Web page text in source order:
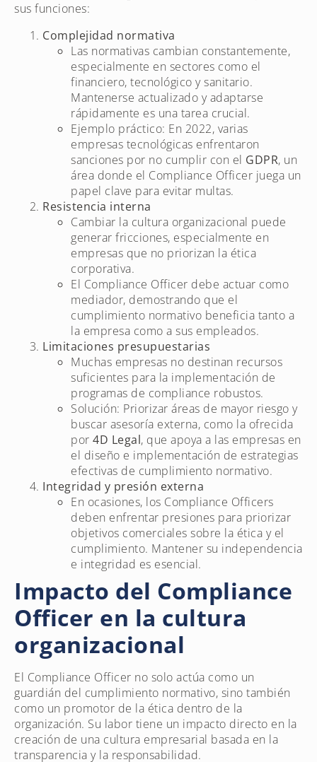
sus funciones:
Complejidad normativa
Las normativas cambian constantemente,
especialmente en sectores como el
financiero, tecnológico y sanitario.
Mantenerse actualizado y adaptarse
rápidamente es una tarea crucial.
Ejemplo práctico: En 2022, varias
empresas tecnológicas enfrentaron
sanciones por no cumplir con el GDPR, un
área donde el Compliance Officer juega un
papel clave para evitar multas.
Resistencia interna
Cambiar la cultura organizacional puede
generar fricciones, especialmente en
empresas que no priorizan la ética
corporativa.
El Compliance Officer debe actuar como
mediador, demostrando que el
cumplimiento normativo beneficia tanto a
la empresa como a sus empleados.
Limitaciones presupuestarias
Muchas empresas no destinan recursos
suficientes para la implementación de
programas de compliance robustos.
Solución: Priorizar áreas de mayor riesgo y
buscar asesoría externa, como la ofrecida
por 4D Legal, que apoya a las empresas en
el diseño e implementación de estrategias
efectivas de cumplimiento normativo.
Integridad y presión externa
En ocasiones, los Compliance Officers
deben enfrentar presiones para priorizar
objetivos comerciales sobre la ética y el
cumplimiento. Mantener su independencia
e integridad es esencial.
Impacto del Compliance
Officer en la cultura
organizacional
El Compliance Officer no solo actúa como un
guardián del cumplimiento normativo, sino también
como un promotor de la ética dentro de la
organización. Su labor tiene un impacto directo en la
creación de una cultura empresarial basada en la
transparencia y la responsabilidad.